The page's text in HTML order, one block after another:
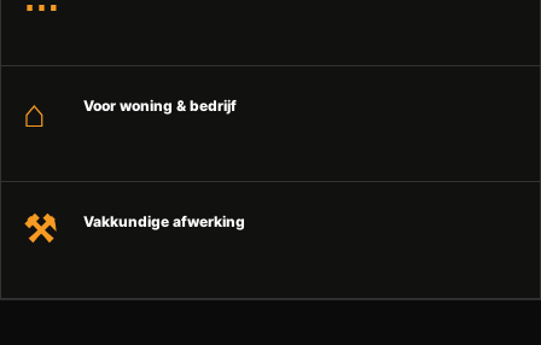
Voor woning & bedrijf
Vakkundige afwerking